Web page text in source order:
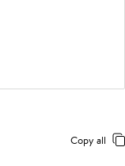
Copy all